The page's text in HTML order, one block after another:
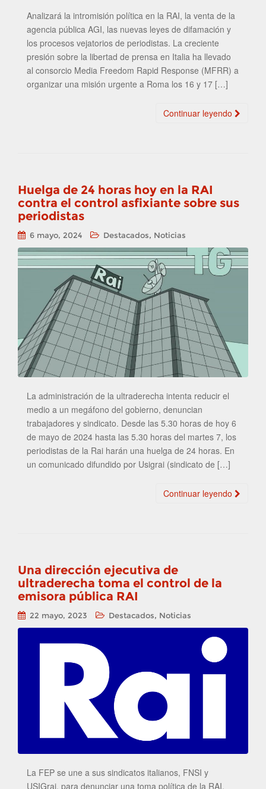
Analizará la intromisión política en la RAI, la venta de la
agencia pública AGI, las nuevas leyes de difamación y
los procesos vejatorios de periodistas. La creciente
presión sobre la libertad de prensa en Italia ha llevado
al consorcio Media Freedom Rapid Response (MFRR) a
organizar una misión urgente a Roma los 16 y 17 […]
Continuar leyendo
Huelga de 24 horas hoy en la RAI
contra el control asfixiante sobre sus
periodistas
6 mayo, 2024 Destacados, Noticias
La administración de la ultraderecha intenta reducir el
medio a un megáfono del gobierno, denuncian
trabajadores y sindicato. Desde las 5.30 horas de hoy 6
de mayo de 2024 hasta las 5.30 horas del martes 7, los
periodistas de la Rai harán una huelga de 24 horas. En
un comunicado difundido por Usigrai (sindicato de […]
Continuar leyendo
Una dirección ejecutiva de
ultraderecha toma el control de la
emisora pública RAI
22 mayo, 2023 Destacados, Noticias
La FEP se une a sus sindicatos italianos, FNSI y
USIGrai, para denunciar una toma política de la RAI,